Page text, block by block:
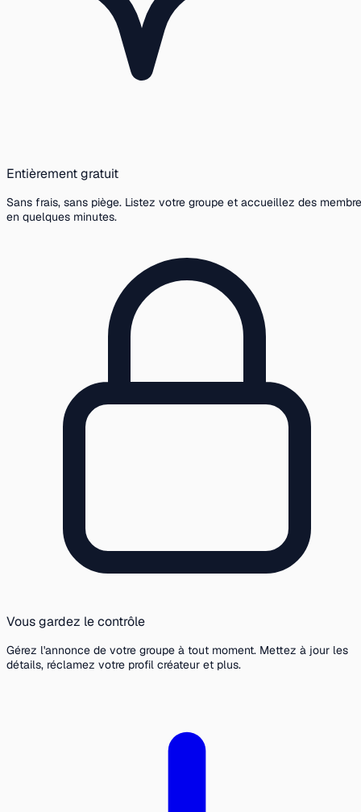
Entièrement gratuit
Sans frais, sans piège. Listez votre groupe et accueillez des
en quelques minutes.
Vous gardez le contrôle
Gérez l'annonce de votre groupe à tout moment. Mettez à jour les
détails, réclamez votre profil créateur et plus.